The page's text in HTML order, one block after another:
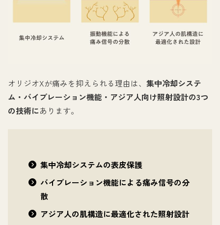
オリジオXが痛みを抑えられる理由は、 集中冷却システ
ム・バイブレーション機能・アジア人向け照射設計の3つ
の技術にあります。
集中冷却システムの表皮保護
バイブレーション機能による痛み信号の分
散
アジア人の肌構造に最適化された照射設計